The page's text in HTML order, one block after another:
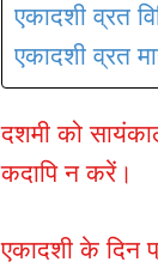
एकादशी व्रत
एकादशी व्रत
दशमी को
कदापि न करें।
एकादशी के दिन